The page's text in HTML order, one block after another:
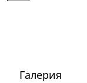
Галерия